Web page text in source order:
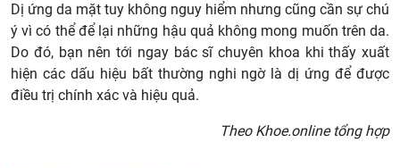
Dị ứng da mặt tuy không nguy hiểm nhưng cũng cần sự chú
ý vì có thể để lại những hậu quả không mong muốn trên da.
Do đó, bạn nên tới ngay bác sĩ chuyên khoa khi thấy xuất
hiện các dấu hiệu bất thường nghi ngờ là dị ứng để được
điều trị chính xác và hiệu quả.
Theo Khoe.online tổng hợp